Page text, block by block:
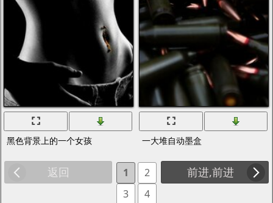
黑色背景上的一个女孩 一大堆自动墨盒
返回 前进,前进
1
2
3
4